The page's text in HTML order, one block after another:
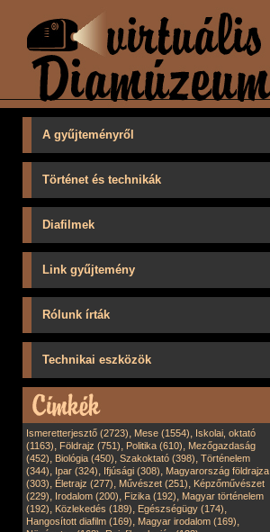
A gyűjteményről
Történet és technikák
Diafilmek
Link gyűjtemény
Rólunk írták
Technikai eszközök
Ismeretterjesztő (2723), Mese (1554), Iskolai, oktató
(1163), Földrajz (751), Politika (610), Mezőgazdaság
(452), Biológia (450), Szakoktató (398), Történelem
(344), Ipar (324), Ifjúsági (308), Magyarország földrajza
(303), Életrajz (277), Művészet (251), Képzőművészet
(229), Irodalom (200), Fizika (192), Magyar történelem
(192), Közlekedés (189), Egészségügy (174),
Hangosított diafilm (169), Magyar irodalom (169),